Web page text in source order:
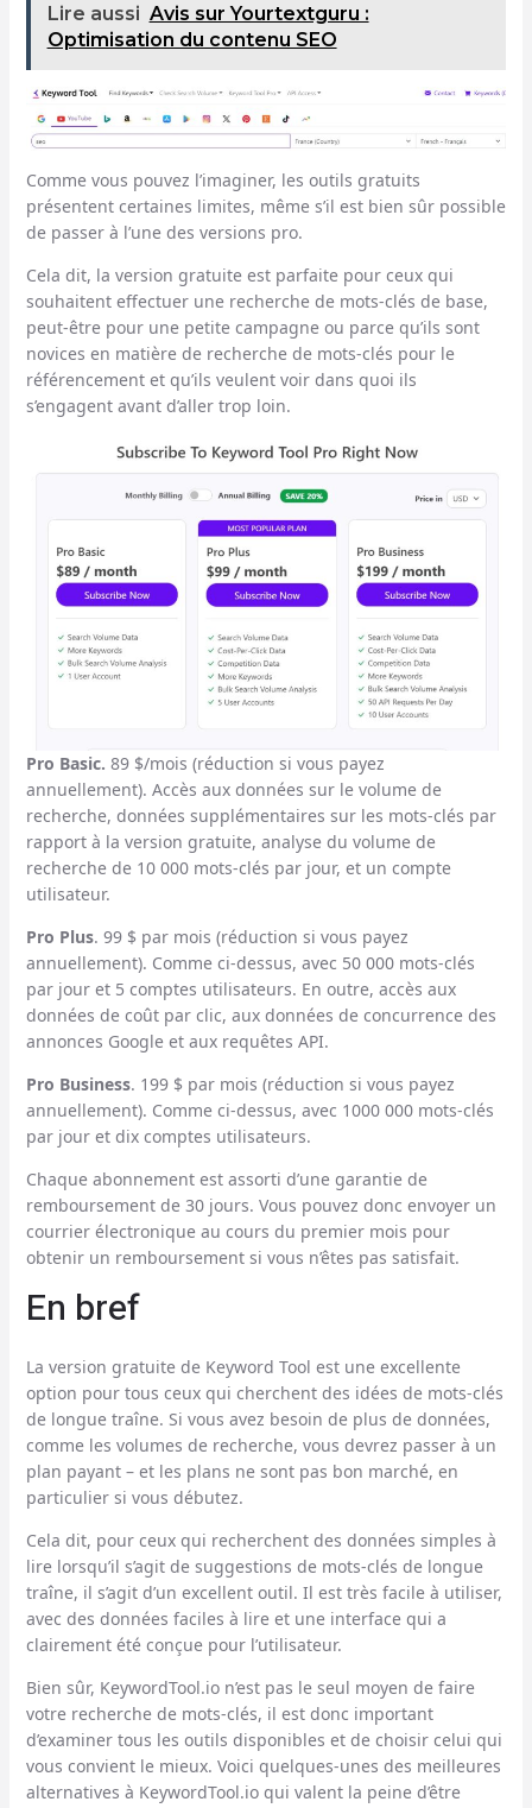
Lire aussi Avis sur Yourtextguru :
Optimisation du contenu SEO
Comme vous pouvez l’imaginer, les outils gratuits
présentent certaines limites, même s’il est bien sûr possible
de passer à l’une des versions pro.
Cela dit, la version gratuite est parfaite pour ceux qui
souhaitent effectuer une recherche de mots-clés de base,
peut-être pour une petite campagne ou parce qu’ils sont
novices en matière de recherche de mots-clés pour le
référencement et qu’ils veulent voir dans quoi ils
s’engagent avant d’aller trop loin.
Pro Basic. 89 $/mois (réduction si vous payez
annuellement). Accès aux données sur le volume de
recherche, données supplémentaires sur les mots-clés par
rapport à la version gratuite, analyse du volume de
recherche de 10 000 mots-clés par jour, et un compte
utilisateur.
Pro Plus. 99 $ par mois (réduction si vous payez
annuellement). Comme ci-dessus, avec 50 000 mots-clés
par jour et 5 comptes utilisateurs. En outre, accès aux
données de coût par clic, aux données de concurrence des
annonces Google et aux requêtes API.
Pro Business. 199 $ par mois (réduction si vous payez
annuellement). Comme ci-dessus, avec 1000 000 mots-clés
par jour et dix comptes utilisateurs.
Chaque abonnement est assorti d’une garantie de
remboursement de 30 jours. Vous pouvez donc envoyer un
courrier électronique au cours du premier mois pour
obtenir un remboursement si vous n’êtes pas satisfait.
En bref
La version gratuite de Keyword Tool est une excellente
option pour tous ceux qui cherchent des idées de mots-clés
de longue traîne. Si vous avez besoin de plus de données,
comme les volumes de recherche, vous devrez passer à un
plan payant – et les plans ne sont pas bon marché, en
particulier si vous débutez.
Cela dit, pour ceux qui recherchent des données simples à
lire lorsqu’il s’agit de suggestions de mots-clés de longue
traîne, il s’agit d’un excellent outil. Il est très facile à utiliser,
avec des données faciles à lire et une interface qui a
clairement été conçue pour l’utilisateur.
Bien sûr, KeywordTool.io n’est pas le seul moyen de faire
votre recherche de mots-clés, il est donc important
d’examiner tous les outils disponibles et de choisir celui qui
vous convient le mieux. Voici quelques-unes des meilleures
alternatives à KeywordTool.io qui valent la peine d’être